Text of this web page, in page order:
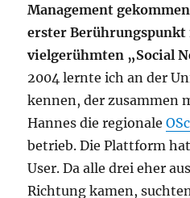
Management
erster Berührungspunkt
vielgerühmten „Social
2004 lernte ich an der
kennen, der zusammen
Hannes die regionale
betrieb. Die Plattform
User. Da alle drei eher
Richtung kamen,